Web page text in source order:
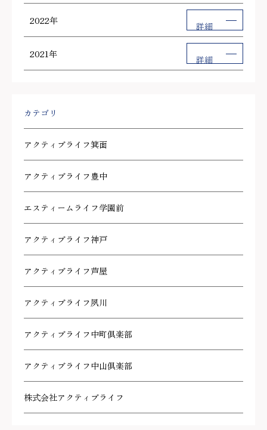
2022年 詳細
2021年 詳細
カテゴリ
アクティブライフ箕面
アクティブライフ豊中
エスティームライフ学園前
アクティブライフ神戸
アクティブライフ芦屋
アクティブライフ夙川
アクティブライフ中町倶楽部
アクティブライフ中山倶楽部
株式会社アクティブライフ